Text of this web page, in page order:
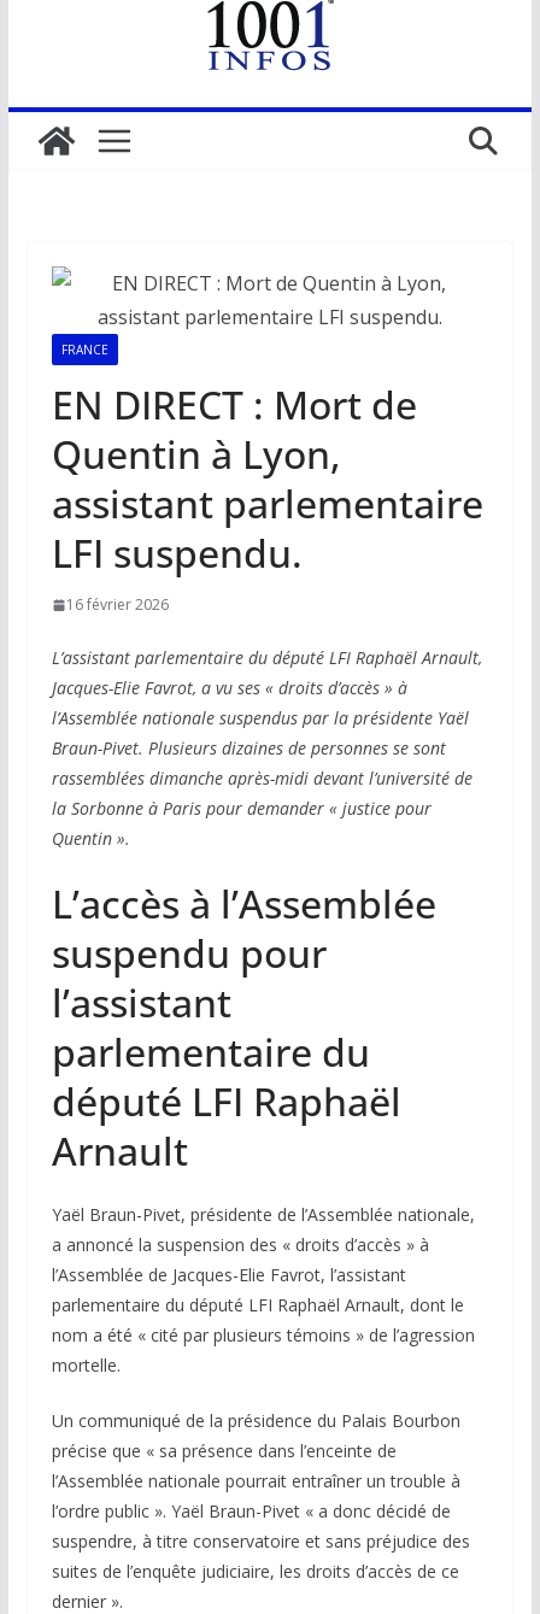
FRANCE
EN DIRECT : Mort de
Quentin à Lyon,
assistant parlementaire
LFI suspendu.
16 février 2026
L’assistant parlementaire du député LFI Raphaël Arnault,
Jacques-Elie Favrot, a vu ses « droits d’accès » à
l’Assemblée nationale suspendus par la présidente Yaël
Braun-Pivet. Plusieurs dizaines de personnes se sont
rassemblées dimanche après-midi devant l’université de
la Sorbonne à Paris pour demander « justice pour
Quentin ».
L’accès à l’Assemblée
suspendu pour
l’assistant
parlementaire du
député LFI Raphaël
Arnault
Yaël Braun-Pivet, présidente de l’Assemblée nationale,
a annoncé la suspension des « droits d’accès » à
l’Assemblée de Jacques-Elie Favrot, l’assistant
parlementaire du député LFI Raphaël Arnault, dont le
nom a été « cité par plusieurs témoins » de l’agression
mortelle.
Un communiqué de la présidence du Palais Bourbon
précise que « sa présence dans l’enceinte de
l’Assemblée nationale pourrait entraîner un trouble à
l’ordre public ». Yaël Braun-Pivet « a donc décidé de
suspendre, à titre conservatoire et sans préjudice des
suites de l’enquête judiciaire, les droits d’accès de ce
dernier ».